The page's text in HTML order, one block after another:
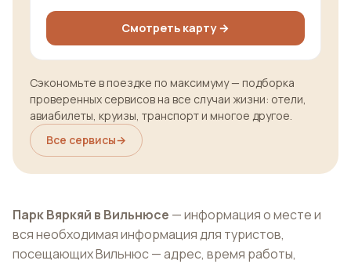
Смотреть карту →
Сэкономьте в поездке по максимуму — подборка
проверенных сервисов на все случаи жизни: отели,
авиабилеты, круизы, транспорт и многое другое.
Все сервисы→
Парк Вяркяй в Вильнюсе — информация о месте и
вся необходимая информация для туристов,
посещающих Вильнюс — адрес, время работы,